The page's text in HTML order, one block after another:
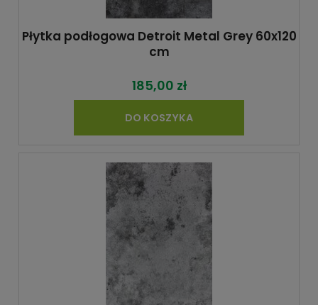
Płytka podłogowa Detroit Metal Grey 60x120
cm
185,00 zł
DO KOSZYKA